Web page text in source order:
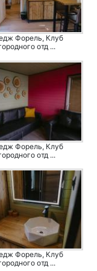
Форель, Клуб
отд ...
Форель, Клуб
отд ...
Форель, Клуб
отд ...